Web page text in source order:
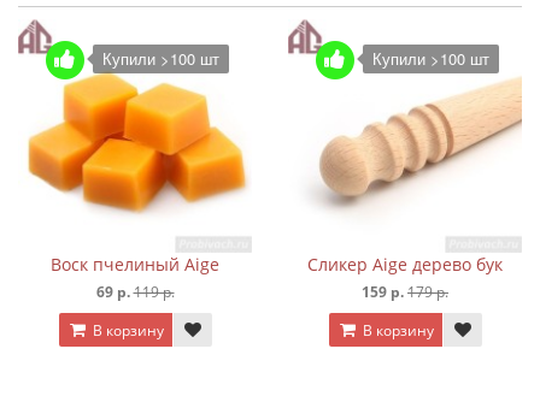
Купили >100 шт
Воск пчелиный Aige
69 р.119 р.
В корзину
Купили >100 шт
Сликер Aige дерево бук
159 р.179 р.
В корзину